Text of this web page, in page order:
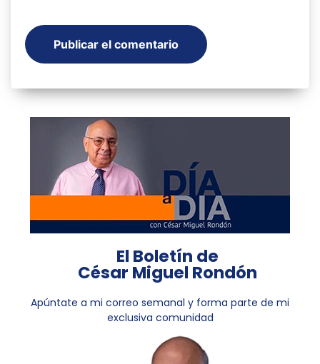
El Boletín de
César Miguel Rondón
Apúntate a mi correo semanal y forma parte de mi
exclusiva comunidad